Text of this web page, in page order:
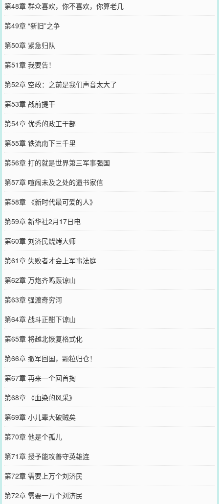
第48章 群众喜欢，你不喜欢，你算老几
第49章 “新旧”之争
第50章 紧急归队
第51章 我要告！
第52章 空政：之前是我们声音太大了
第53章 战前提干
第54章 优秀的政工干部
第55章 铁流南下三千里
第56章 打的就是世界第三军事强国
第57章 喧闹未及之处的遗书家信
第58章 《新时代最可爱的人》
第59章 新华社2月17日电
第60章 刘济民烧烤大师
第61章 失败者才会上军事法庭
第62章 万炮齐鸣轰谅山
第63章 强渡奇穷河
第64章 战斗正酣下谅山
第65章 将越北恢复格式化
第66章 撤军回国，颗粒归仓！
第67章 再来一个回首掏
第68章 《血染的风采》
第69章 小儿辈大破贼矣
第70章 他是个孤儿
第71章 授予能攻善守英雄连
第72章 需要上万个刘济民
第72章 需要一万个刘济民